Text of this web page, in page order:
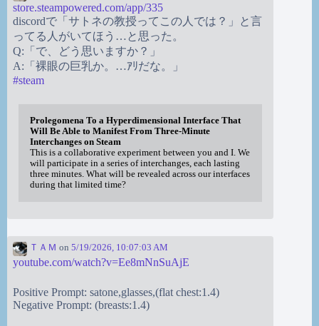
store.steampowered.com/app/335
discordで「サトネの教授ってこの人では？」と言
ってる人がいてほう…と思った。
Q:「で、どう思いますか？」
A:「裸眼の巨乳か。…ｱﾘだな。」
#steam
Prolegomena To a Hyperdimensional Interface That
Will Be Able to Manifest From Three-Minute
Interchanges on Steam
This is a collaborative experiment between you and I. We
will participate in a series of interchanges, each lasting
three minutes. What will be revealed across our interfaces
during that limited time?
ＴＡＭ on 5/19/2026, 10:07:03 AM
youtube.com/watch?v=Ee8mNnSuAjE
Positive Prompt: satone,glasses,(flat chest:1.4)
Negative Prompt: (breasts:1.4)